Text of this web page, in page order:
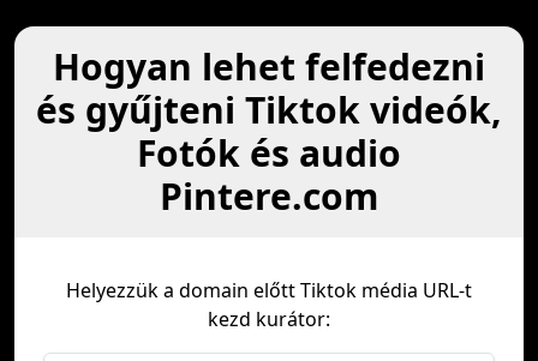
Hogyan lehet felfedezni
és gyűjteni Tiktok videók,
Fotók és audio
Pintere.com
Helyezzük a domain előtt Tiktok média URL-t
kezd kurátor: